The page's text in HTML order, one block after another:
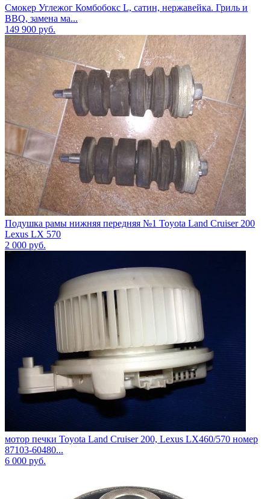
Смокер Углежог Комбобокс L, сатин, нержавейка. Гриль и
BBQ, замена ма...
149 900 руб.
Подушка рамы нижняя передняя №1 Toyota Land Cruiser 200
Lexus LX 570
2 000 руб.
мотор печки Toyota Land Cruiser 200, Lexus LX460/570 номер
87103-60480...
6 000 руб.